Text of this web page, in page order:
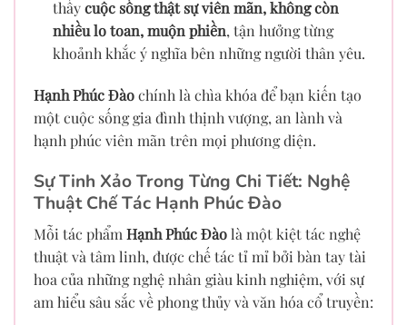
thấycuộc sống thật sự viên mãn, không còn
nhiều lo toan, muộn phiền, tận hưởng từng
khoảnh khắc ý nghĩa bên những người thân yêu.
Hạnh Phúc Đàochính là chìa khóa để bạn kiến tạo
một cuộc sống gia đình thịnh vượng, an lành và
hạnh phúc viên mãn trên mọi phương diện.
Sự Tinh Xảo Trong Từng Chi Tiết: Nghệ
Thuật Chế Tác Hạnh Phúc Đào
Mỗi tác phẩmHạnh Phúc Đàolà một kiệt tác nghệ
thuật và tâm linh, được chế tác tỉ mỉ bởi bàn tay tài
hoa của những nghệ nhân giàu kinh nghiệm, với sự
am hiểu sâu sắc về phong thủy và văn hóa cổ truyền: